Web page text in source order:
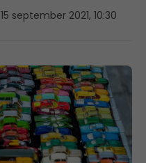
15 september 2021, 10:30